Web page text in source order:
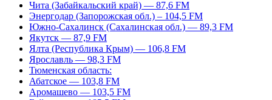
Чита (Забайкальский край) — 87,6 FM
Энергодар (Запорожская обл.) – 104,5 FM
Южно-Сахалинск (Сахалинская обл.) — 89,3 FM
Якутск — 87,9 FM
Ялта (Республика Крым) — 106,8 FM
Ярославль — 98,3 FM
Тюменская область:
Абатское — 103,8 FM
Аромашево — 103,5 FM